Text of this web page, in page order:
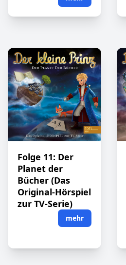
Folge 11: Der
Planet der
Bücher (Das
Original-Hörspiel
zur TV-Serie)
mehr